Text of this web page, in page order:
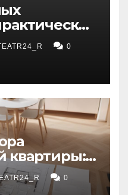
0
квартиры:
0